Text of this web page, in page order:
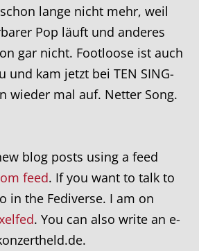
lange nicht mehr, weil
Pop läuft und anderes
gar nicht. Footloose ist auch
und kam jetzt bei TEN SING-
wieder mal auf. Netter Song.
blog posts using a feed
feed. If you want to talk to
in the Fediverse. I am on
. You can also write an e-